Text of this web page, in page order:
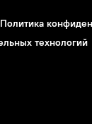
Политика
технологий